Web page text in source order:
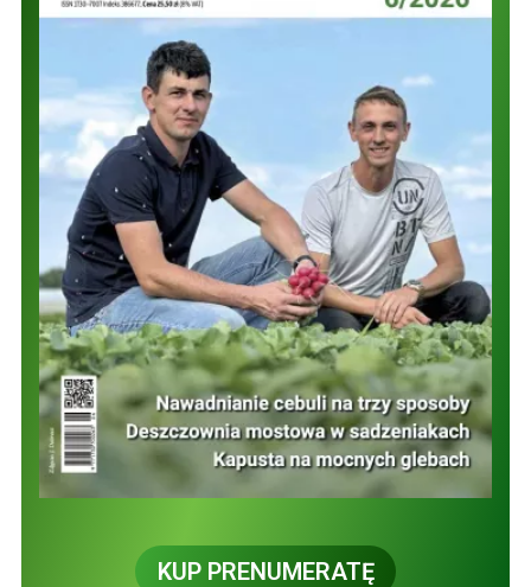
KUP PRENUMERATĘ